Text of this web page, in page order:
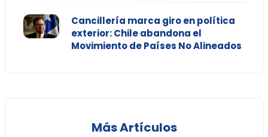
Cancillería marca giro en política
exterior: Chile abandona el
Movimiento de Países No Alineados
Más Artículos